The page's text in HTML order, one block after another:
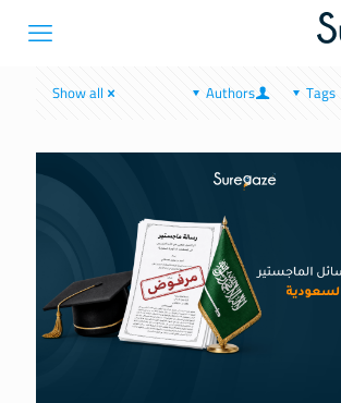
Tags
Authors
Show all